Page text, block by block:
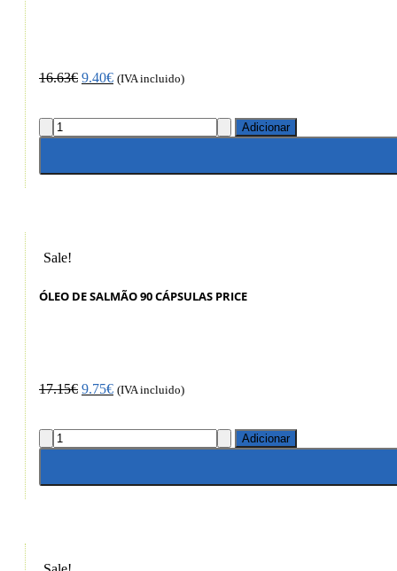
16.63€ 9.40€ (IVA incluido)
Adicionar
Sale!
ÓLEO DE SALMÃO 90 CÁPSULAS PRICE
17.15€ 9.75€ (IVA incluido)
Adicionar